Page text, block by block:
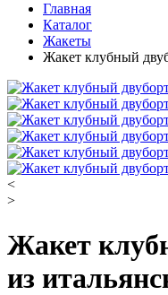
Главная
Каталог
Жакеты
Жакет клубный
<
>
Жакет
из